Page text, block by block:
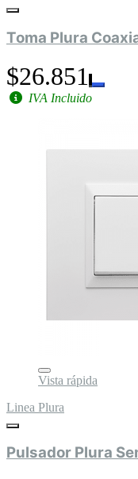
Toma Plura
$26.851
IVA Incluido
Vista rápida
Linea Plura
Pulsador Plura